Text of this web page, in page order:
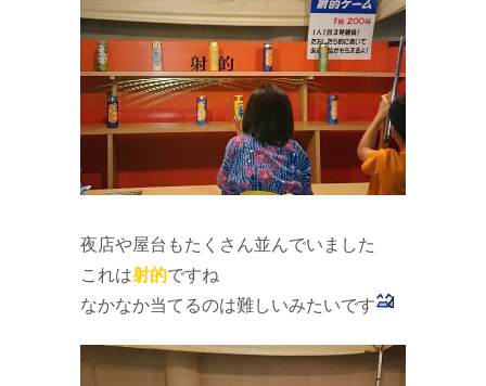
夜店や屋台もたくさん並んでいました
これは射的ですね
なかなか当てるのは難しいみたいです